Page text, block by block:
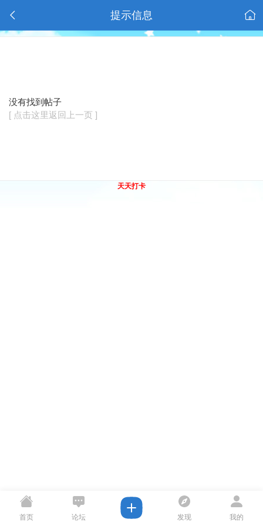
提示信息
没有找到帖子
[ 点击这里返回上一页 ]
天天打卡
首页 论坛 发现 我的